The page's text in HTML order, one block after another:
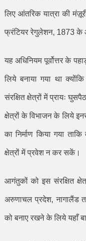
लिए आंतरिक यात्रा की
फ्रंटियर रेगुलेशन, 1873के
यह अधिनियम पूर्वोत्तर के
लिये बनाया गया था
संरक्षित क्षेत्रों में प्रायः
क्षेत्रों के विभाजन के लिये
का निर्माण किया गया
क्षेत्रों में प्रवेश न कर सकें।
आगंतुकों को इस संरक्षित
अरुणाचल प्रदेश,नागालैंड
को बनाए रखने के लिये यहाँ